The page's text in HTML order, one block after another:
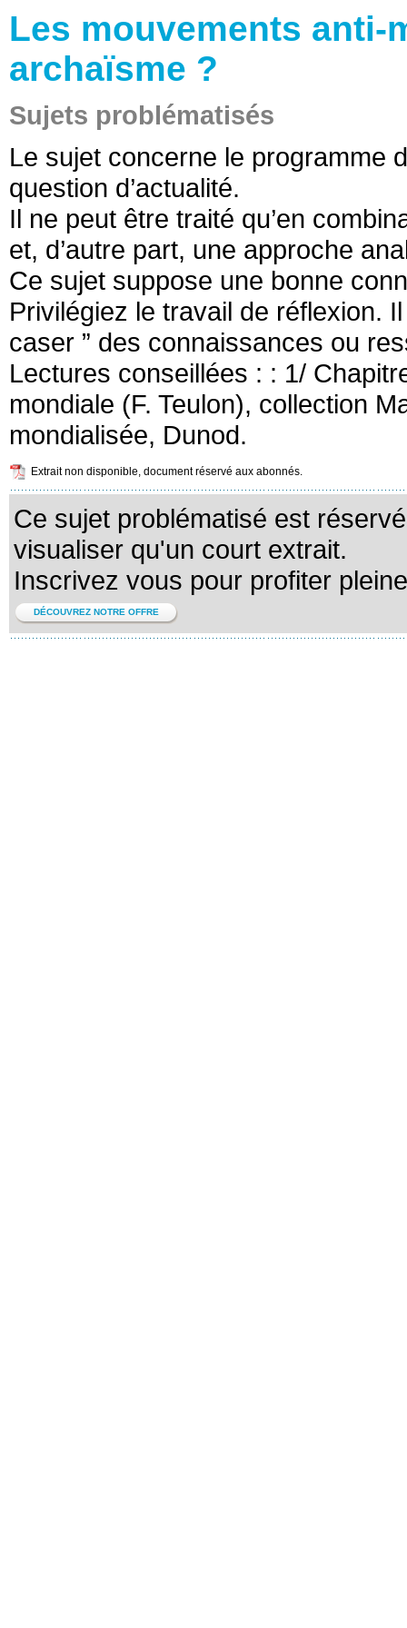
Les mouvements
archaïsme ?
Sujets problématisés
Le sujet concerne le programme
question d’actualité.
Il ne peut être traité qu’en
et, d’autre part, une approche
Ce sujet suppose une bonne
Privilégiez le travail de réflexion.
caser ” des connaissances ou
Lectures conseillées : : 1/
mondiale (F. Teulon), collection
mondialisée, Dunod.
Extrait non disponible, document réservé aux abonnés.
Ce sujet problématisé est
visualiser qu'un court extrait.
Inscrivez vous pour profiter
DÉCOUVREZ NOTRE OFFRE